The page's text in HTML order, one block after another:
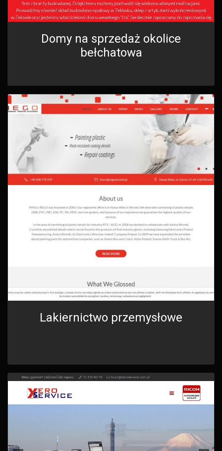
Domy na sprzedaż okolice
bełchatowa
Lakiernictwo przemysłowe